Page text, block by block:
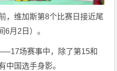
，维加斯第8个比赛日接近尾
6月2日）。
场赛事中，除了第15和
中国选手身影。